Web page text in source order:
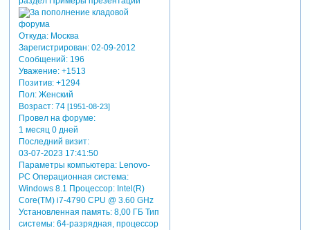
Откуда:Москва
Зарегистрирован: 02-09-2012
Сообщений:196
Уважение: +1513
Позитив: +1294
Пол:Женский
Возраст:74 [1951-08-23]
Провел на форуме:
1 месяц 0 дней
Последний визит:
03-07-2023 17:41:50
Параметры компьютера:Lenovo-
PC Операционная система:
Windows 8.1 Процессор: Intel(R)
Core(TM) i7-4790 CPU @ 3.60 GHz
Установленная память: 8,00 ГБ Тип
системы: 64-разрядная, процессор